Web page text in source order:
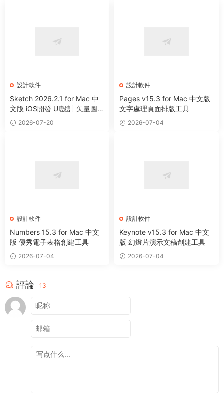
設計軟件
Sketch 2026.2.1 for Mac 中
文版 iOS開發 UI設計 矢量圖形
繪制軟件
2026-07-20
設計軟件
Pages v15.3 for Mac 中文版
文字處理頁面排版工具
2026-07-04
設計軟件
Numbers 15.3 for Mac 中文
版 優秀電子表格創建工具
2026-07-04
設計軟件
Keynote v15.3 for Mac 中文
版 幻燈片演示文稿創建工具
2026-07-04
評論 13